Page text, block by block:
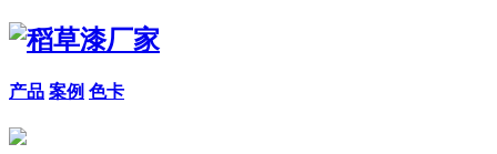
产品 案例 色卡